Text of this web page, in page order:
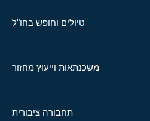
טיולים וחופש בחו"ל
משכנתאות וייעוץ מחזור
תחבורה ציבורית